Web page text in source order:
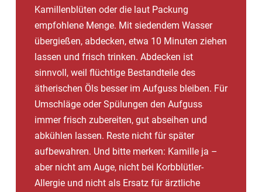
Kamillenblüten oder die laut Packung
empfohlene Menge. Mit siedendem Wasser
übergießen, abdecken, etwa 10 Minuten ziehen
lassen und frisch trinken. Abdecken ist
sinnvoll, weil flüchtige Bestandteile des
ätherischen Öls besser im Aufguss bleiben. Für
Umschläge oder Spülungen den Aufguss
immer frisch zubereiten, gut abseihen und
abkühlen lassen. Reste nicht für später
aufbewahren. Und bitte merken: Kamille ja –
aber nicht am Auge, nicht bei Korbblütler-
Allergie und nicht als Ersatz für ärztliche